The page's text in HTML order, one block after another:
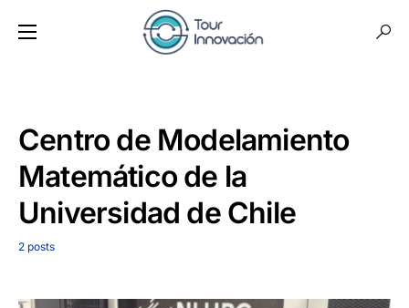
Centro de Modelamiento
Matemático de la
Universidad de Chile
2 posts